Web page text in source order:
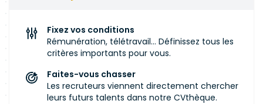
Fixez vos conditions
Rémunération, télétravail... Définissez tous les
critères importants pour vous.
Faites-vous chasser
Les recruteurs viennent directement chercher
leurs futurs talents dans notre CVthèque.